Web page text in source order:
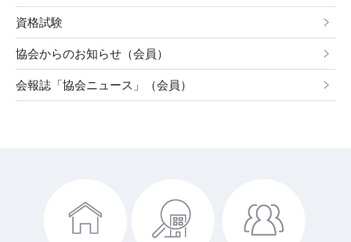
資格試験
協会からのお知らせ（会員）
会報誌「協会ニュース」（会員）